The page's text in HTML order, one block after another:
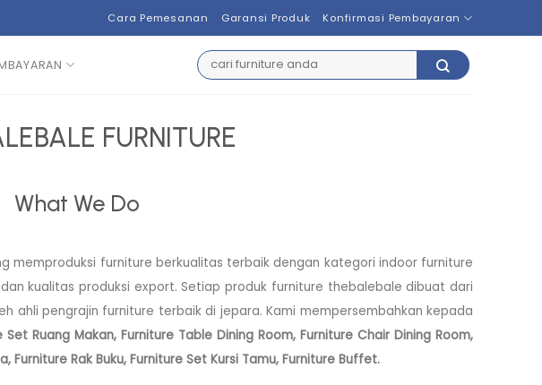
Cara Pemesanan Garansi Produk Konfirmasi Pembayaran
Search
for:
FURNITURE
What We Do
memproduksi furniture berkualitas terbaik dengan kategori indoor furniture
kualitas produksi export. Setiap produk furniture thebalebale dibuat dari
ahli pengrajin furniture terbaik di jepara. Kami mempersembahkan kepada
Set Ruang Makan, Furniture Table Dining Room, Furniture Chair Dining Room,
Furniture Rak Buku, Furniture Set Kursi Tamu, Furniture Buffet.